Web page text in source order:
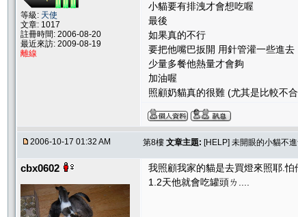
等級: 天使
文章: 1017
註冊時間: 2006-08-20
最近來訪: 2009-08-19
離線
小貓要有排洩才會想吃喔
最後
如果真的不行
要把他嘴巴扳開 用針管灌一些進去
少量多餐他熱量才會夠
加油喔
照顧奶貓真的很難 (尤其是比較不
2006-10-17 01:32 AM 第8樓 文章主題: [HELP] 未開眼的小貓不
cbx0602
我照顧我家的貓是去買燈來照耶.
1.2天他就會吃罐頭ㄌ....